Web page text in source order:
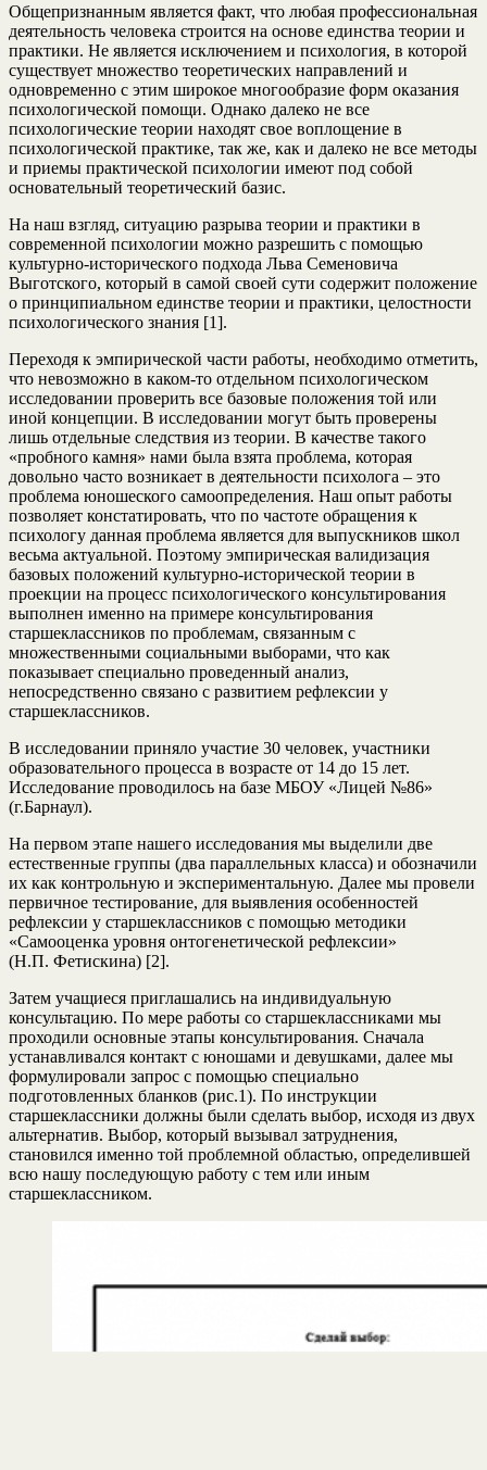
Общепризнанным является факт, что любая профессиональная
деятельность человека строится на основе единства теории и
практики. Не является исключением и психология, в которой
существует множество теоретических направлений и
одновременно с этим широкое многообразие форм оказания
психологической помощи. Однако далеко не все
психологические теории находят свое воплощение в
психологической практике, так же, как и далеко не все методы
и приемы практической психологии имеют под собой
основательный теоретический базис.
На наш взгляд, ситуацию разрыва теории и практики в
современной психологии можно разрешить с помощью
культурно-исторического подхода Льва Семеновича
Выготского, который в самой своей сути содержит положение
о принципиальном единстве теории и практики, целостности
психологического знания [1].
Переходя к эмпирической части работы, необходимо отметить,
что невозможно в каком-то отдельном психологическом
исследовании проверить все базовые положения той или
иной концепции. В исследовании могут быть проверены
лишь отдельные следствия из теории. В качестве такого
«пробного камня» нами была взята проблема, которая
довольно часто возникает в деятельности психолога – это
проблема юношеского самоопределения. Наш опыт работы
позволяет констатировать, что по частоте обращения к
психологу данная проблема является для выпускников школ
весьма актуальной. Поэтому эмпирическая валидизация
базовых положений культурно-исторической теории в
проекции на процесс психологического консультирования
выполнен именно на примере консультирования
старшеклассников по проблемам, связанным с
множественными социальными выборами, что как
показывает специально проведенный анализ,
непосредственно связано с развитием рефлексии у
старшеклассников.
В исследовании приняло участие 30 человек, участники
образовательного процесса в возрасте от 14 до 15 лет.
Исследование проводилось на базе МБОУ «Лицей №86»
(г.Барнаул).
На первом этапе нашего исследования мы выделили две
естественные группы (два параллельных класса) и обозначили
их как контрольную и экспериментальную. Далее мы провели
первичное тестирование, для выявления особенностей
рефлексии у старшеклассников с помощью методики
«Самооценка уровня онтогенетической рефлексии»
(Н.П. Фетискина) [2].
Затем учащиеся приглашались на индивидуальную
консультацию. По мере работы со старшеклассниками мы
проходили основные этапы консультирования. Сначала
устанавливался контакт с юношами и девушками, далее мы
формулировали запрос с помощью специально
подготовленных бланков (рис.1). По инструкции
старшеклассники должны были сделать выбор, исходя из двух
альтернатив. Выбор, который вызывал затруднения,
становился именно той проблемной областью, определившей
всю нашу последующую работу с тем или иным
старшеклассником.